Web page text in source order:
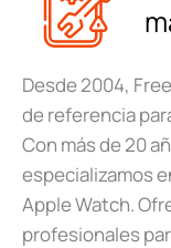
Desde 2004,
de referencia
Con más de 20
especializamos
Apple Watch.
profesionales